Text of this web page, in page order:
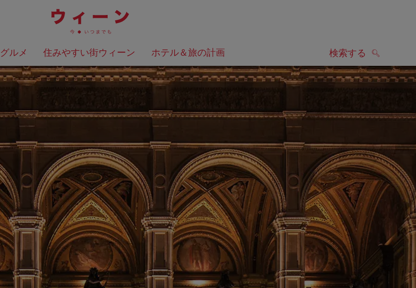
グルメ 住みやすい街ウィーン ホテル＆旅の計画 検索する
検索結果を地図上に表示します 検索する